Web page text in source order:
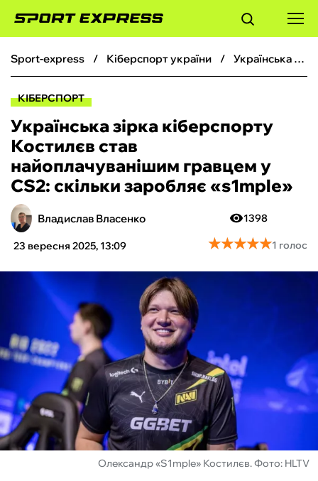
ФУТБОЛ
БОКС
ХОКЕЙ
ТЕНІС
КІБЕРСПОРТ
ЧС-2026
ФУТЗАЛ
ІНШІ
БУКМЕКЕРИ
sport-express кіберспорт україни Українська зірка кіберспорту Костилєв став найоплачуванішим гравцем у CS2: скільки заробляє «s1mple»
КІБЕРСПОРТ
Українська зірка кіберспорту
Костилєв став
найоплачуванішим гравцем у
CS2: скільки заробляє «s1mple»
Владислав Власенко
23 вересня 2025, 13:09
1398
★★★★★
★★★★★1 голос
Олександр «S1mple» Костилєв. Фото: HLTV